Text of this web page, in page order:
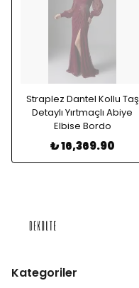
Straplez Dantel Kollu Taş
Detaylı Yırtmaçlı Abiye
Elbise Bordo
₺ 16,369.90
Kategoriler